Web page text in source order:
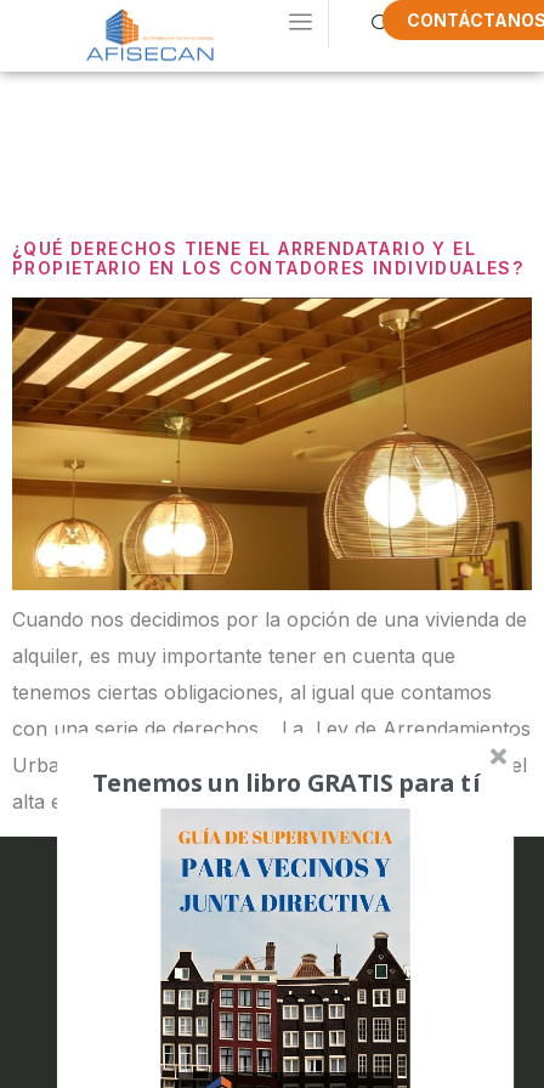
¿QUÉ DERECHOS TIENE EL ARRENDATARIO Y EL
PROPIETARIO EN LOS CONTADORES INDIVIDUALES?
Cuando nos decidimos por la opción de una vivienda de
alquiler, es muy importante tener en cuenta que
tenemos ciertas obligaciones, al igual que contamos
con una serie de derechos. La Ley de Arrendamientos
Urbanos (LAU) no menciona nada respecto al pago del
alta en el suministro y del contador, por lo que al […]
Tenemos un libro GRATIS para tí